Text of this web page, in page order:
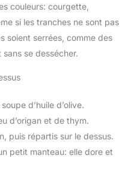
couleurs: courgette,
si les tranches ne sont pas
soient serrées, comme des
se dessécher.
d’huile d’olive.
d’origan et de thym.
puis répartis sur le dessus.
petit manteau: elle dore et